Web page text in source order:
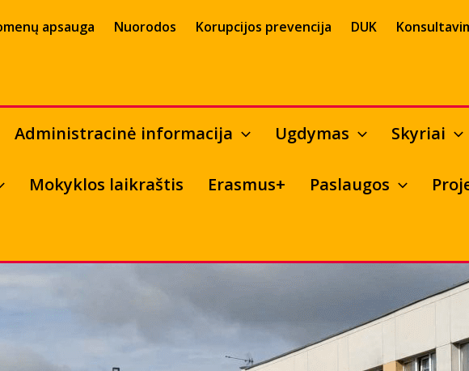
apsauga Nuorodos Korupcijos prevencija DUK
Administracinė informacija Ugdymas Skyriai
Mokyklos laikraštis Erasmus+ Paslaugos